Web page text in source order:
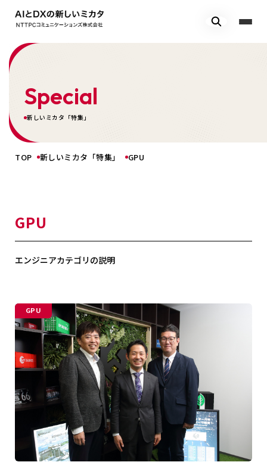
Special
新しいミカタ「特集」
TOP 新しいミカタ「特集」 GPU
GPU
エンジニアカテゴリの説明
GPU